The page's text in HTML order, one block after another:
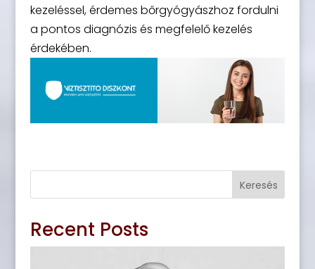
kezeléssel, érdemes bőrgyógyászhoz fordulni
a pontos diagnózis és megfelelő kezelés
érdekében.
Keresés
Recent Posts